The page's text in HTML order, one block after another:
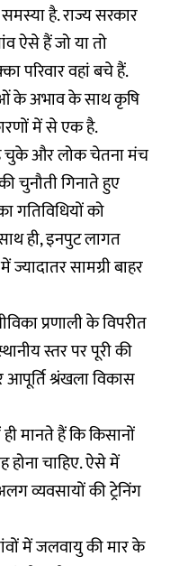
है. राज्य सरकार
ऐसे हैं जो या तो
परिवार वहां बचे हैं.
के अभाव के साथ कृषि
में से एक है.
चुके और लोक चेतना मंच
चुनौती गिनाते हुए
गतिविधियों को
ही, इनपुट लागत
सामग्री बाहर
प्रणाली के विपरीत
स्तर पर पूरी की
श्रंखला विकास
ही मानते हैं कि किसानों
होना चाहिए. ऐसे में
व्यवसायों की ट्रेनिंग
में जलवायु की मार के